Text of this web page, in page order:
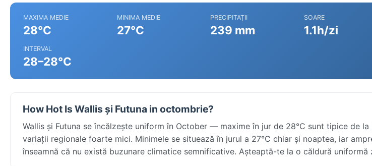
MAXIMA MEDIE
28°C
MINIMA MEDIE
27°C
PRECIPITAȚII
239 mm
SOARE
1.1h/zi
INTERVAL
28–28°C
How Hot Is Wallis și Futuna in octombrie?
Wallis și Futuna se încălzește uniform în October — maxime în jur de 28°C sunt tipice de la
variații regionale foarte mici. Minimele se situează în jurul a 27°C chiar și noaptea, iar
înseamnă că nu există buzunare climatice semnificative. Așteaptă-te la o căldură uniformă